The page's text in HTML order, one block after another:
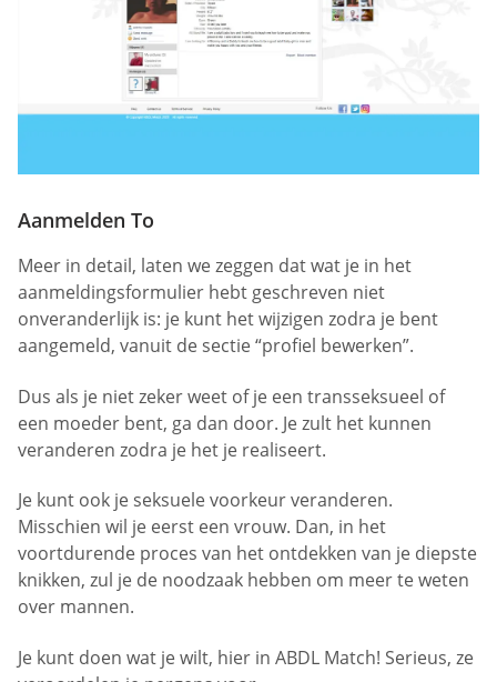
Aanmelden To
Meer in detail, laten we zeggen dat wat je in het
aanmeldingsformulier hebt geschreven niet
onveranderlijk is: je kunt het wijzigen zodra je bent
aangemeld, vanuit de sectie “profiel bewerken”.
Dus als je niet zeker weet of je een transseksueel of
een moeder bent, ga dan door. Je zult het kunnen
veranderen zodra je het je realiseert.
Je kunt ook je seksuele voorkeur veranderen.
Misschien wil je eerst een vrouw. Dan, in het
voortdurende proces van het ontdekken van je diepste
knikken, zul je de noodzaak hebben om meer te weten
over mannen.
Je kunt doen wat je wilt, hier in ABDL Match! Serieus, ze